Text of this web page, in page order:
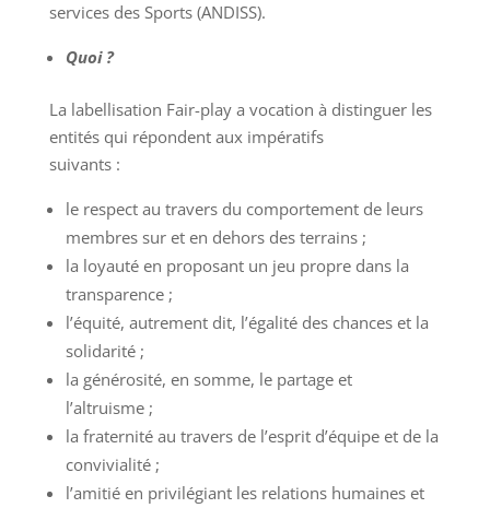
services des Sports (ANDISS).
Quoi ?
La labellisation Fair-play a vocation à distinguer les
entités qui répondent aux impératifs
suivants :
le respect au travers du comportement de leurs
membres sur et en dehors des terrains ;
la loyauté en proposant un jeu propre dans la
transparence ;
l’équité, autrement dit, l’égalité des chances et la
solidarité ;
la générosité, en somme, le partage et
l’altruisme ;
la fraternité au travers de l’esprit d’équipe et de la
convivialité ;
l’amitié en privilégiant les relations humaines et